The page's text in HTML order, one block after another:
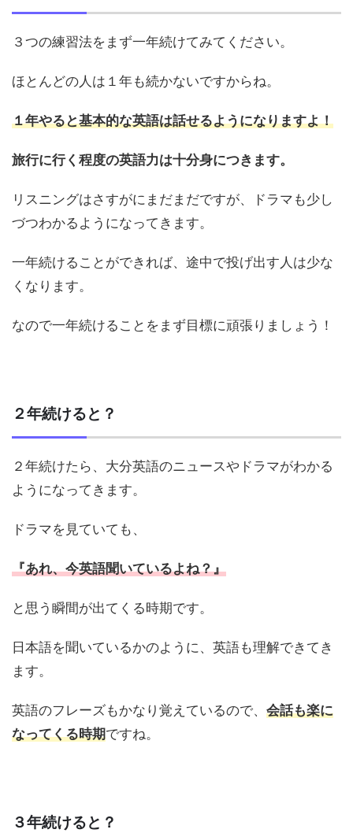
３つの練習法をまず一年続けてみてください。
ほとんどの人は１年も続かないですからね。
１年やると基本的な英語は話せるようになりますよ！
旅行に行く程度の英語力は十分身につきます。
リスニングはさすがにまだまだですが、ドラマも少し
づつわかるようになってきます。
一年続けることができれば、途中で投げ出す人は少な
くなります。
なので一年続けることをまず目標に頑張りましょう！
２年続けると？
２年続けたら、大分英語のニュースやドラマがわかる
ようになってきます。
ドラマを見ていても、
『あれ、今英語聞いているよね？』
と思う瞬間が出てくる時期です。
日本語を聞いているかのように、英語も理解できてき
ます。
英語のフレーズもかなり覚えているので、 会話も楽に
なってくる時期ですね。
３年続けると？